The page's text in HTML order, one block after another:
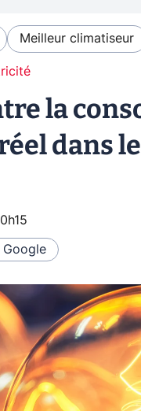
Meilleur climatiseur
la
dans
Google